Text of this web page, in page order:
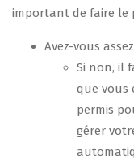
important de faire le
Avez-vous
Si non, il
que vous
permis
gérer